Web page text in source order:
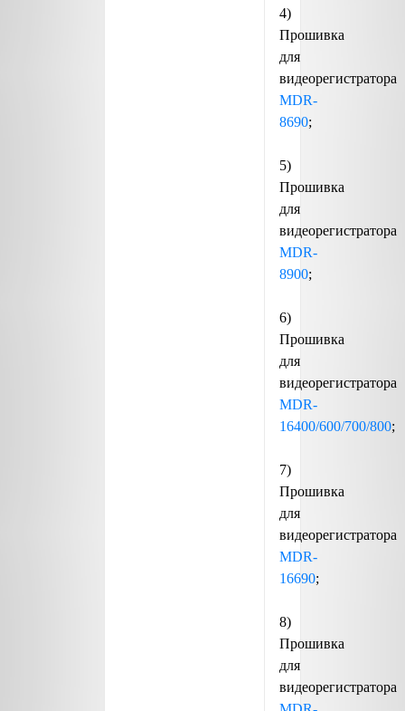
4)
Прошивка
для
видеорегистратора
MDR-
8690;
5)
Прошивка
для
видеорегистратора
MDR-
8900;
6)
Прошивка
для
видеорегистратора
MDR-
16400/600/700/800;
7)
Прошивка
для
видеорегистратора
MDR-
16690;
8)
Прошивка
для
видеорегистратора